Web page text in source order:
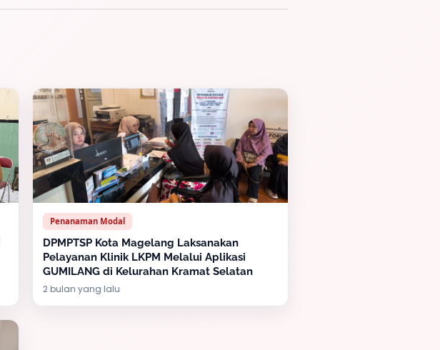
Penanaman Modal
DPMPTSP Kota Magelang Laksanakan
Pelayanan Klinik LKPM Melalui Aplikasi
GUMILANG di Kelurahan Kramat Selatan
2 bulan yang lalu